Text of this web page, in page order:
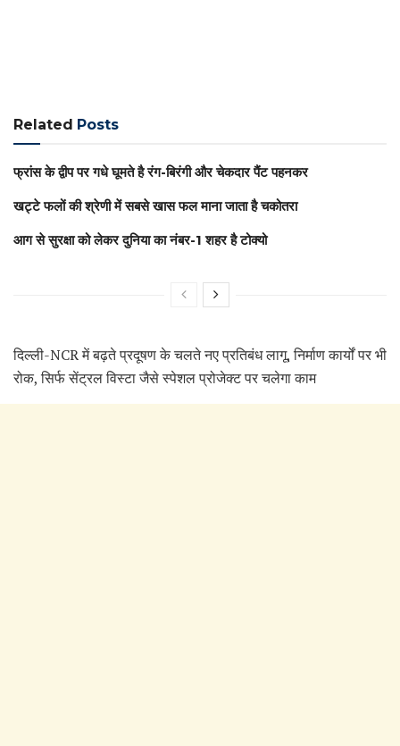
Related Posts
फ्रांस के द्वीप पर गधे घूमते है रंग-बिरंगी और चेकदार पैंट पहनकर
खट्टे फलों की श्रेणी में सबसे खास फल माना जाता है चकोतरा
आग से सुरक्षा को लेकर दुनिया का नंबर-1 शहर है टोक्यो
दिल्ली-NCR में बढ़ते प्रदूषण के चलते नए प्रतिबंध लागू, निर्माण कार्यों पर भी
रोक, सिर्फ सेंट्रल विस्टा जैसे स्पेशल प्रोजेक्ट पर चलेगा काम